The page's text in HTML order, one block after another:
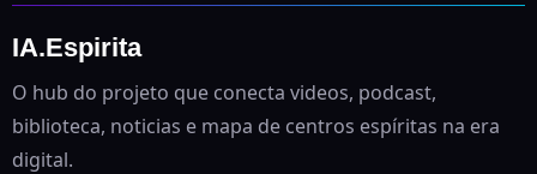
IA.Espirita
O hub do projeto que conecta videos, podcast,
biblioteca, noticias e mapa de centros espíritas na era
digital.